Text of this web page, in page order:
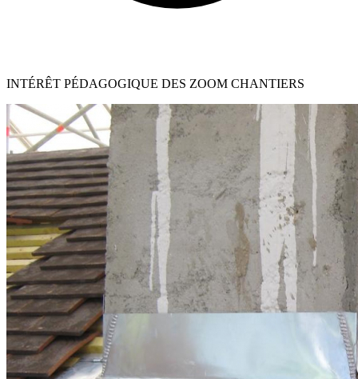
INTÉRÊT PÉDAGOGIQUE DES ZOOM CHANTIERS